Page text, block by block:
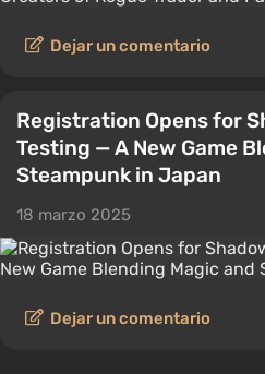
Dejar un comentario
Registration Opens for
Testing — A New Game
Steampunk in Japan
18 marzo 2025
Dejar un comentario